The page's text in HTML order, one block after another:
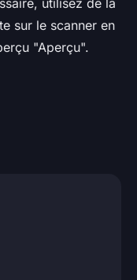
sur le scanner en
"Aperçu".